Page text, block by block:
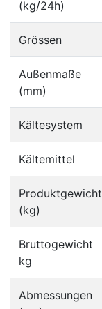
(kg/24h)
Grössen
Außenmaße
(mm)
Kältesystem
Kältemittel
Produktgewicht
(kg)
Bruttogewicht
kg
Abmessungen